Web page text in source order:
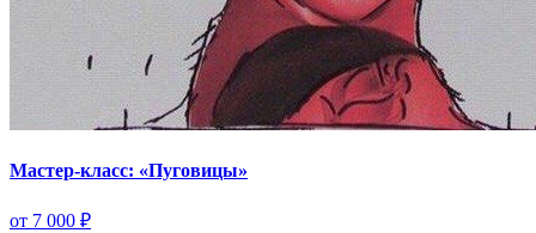
Мастер-класс: «Пуговицы»
от 7 000 ₽